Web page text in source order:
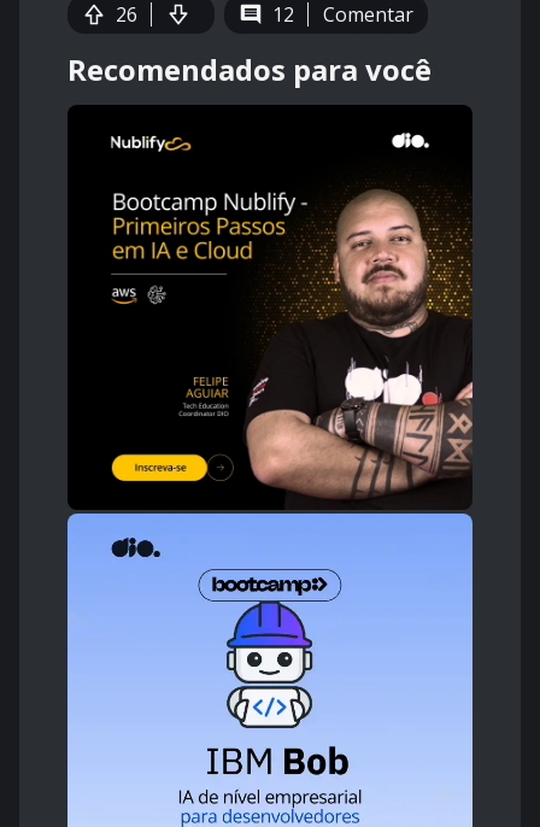
26 12 Comentar
Recomendados para você